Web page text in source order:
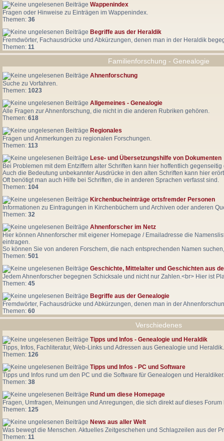
Wappenindex
Fragen oder Hinweise zu Einträgen im Wappenindex.
Themen: 36
Begriffe aus der Heraldik
Fremdwörter, Fachausdrücke und Abkürzungen, denen man in der Heraldik
Themen: 11
Familienforschung - Genealogie
Ahnenforschung
Suche zu Vorfahren.
Themen: 1023
Allgemeines - Genealogie
Alle Fragen zur Ahnenforschung, die nicht in die anderen Rubriken gehören.
Themen: 618
Regionales
Fragen und Anmerkungen zu regionalen Forschungen.
Themen: 113
Lese- und Übersetzungshilfe von Dokumenten
Bei Problemen mit dem Entziffern alter Schriften kann hier hoffentlich
Auch die Bedeutung unbekannter Ausdrücke in den alten Schriften kann hier
Oft benötigt man auch Hilfe bei Schriften, die in anderen Sprachen verfasst sind.
Themen: 104
Kirchenbucheinträge ortsfremder Personen
Informationen zu Eintragungen in Kirchenbüchern und Archiven oder anderen
Themen: 32
Ahnenforscher im Netz
Hier können Ahnenforscher mit eigener Homepage / Emailadresse die
eintragen.
So können Sie von anderen Forschern, die nach entsprechenden Namen
Themen: 501
Geschichte, Mittelalter und Geschichten aus
Jedem Ahnenforscher begegnen Schicksale und nicht nur Zahlen.<br> Hier ist
Themen: 45
Begriffe aus der Genealogie
Fremdwörter, Fachausdrücke und Abkürzungen, denen man in der
Themen: 60
Verschiedenes
Tipps und Infos - Genealogie und Heraldik
Tipps, Infos, Fachliteratur, Web-Links und Adressen aus Genealogie und Heraldik.
Themen: 126
Tipps und Infos - PC und Software
Tipps und Infos rund um den PC und die Software für Genealogen und Heraldiker.
Themen: 38
Rund um diese Homepage
Fragen, Umfragen, Meinungen und Anregungen, die sich direkt auf dieses
Themen: 125
News aus aller Welt
Was bewegt die Menschen. Aktuelles Zeitgeschehen und Schlagzeilen aus der
Themen: 11